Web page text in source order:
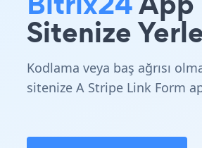
Sitenize
Kodlama veya baş ağrısı
sitenize A Stripe Link Form